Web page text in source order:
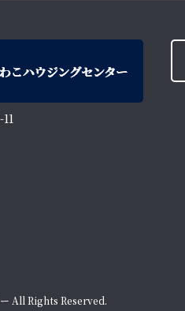
All Rights Reserved.